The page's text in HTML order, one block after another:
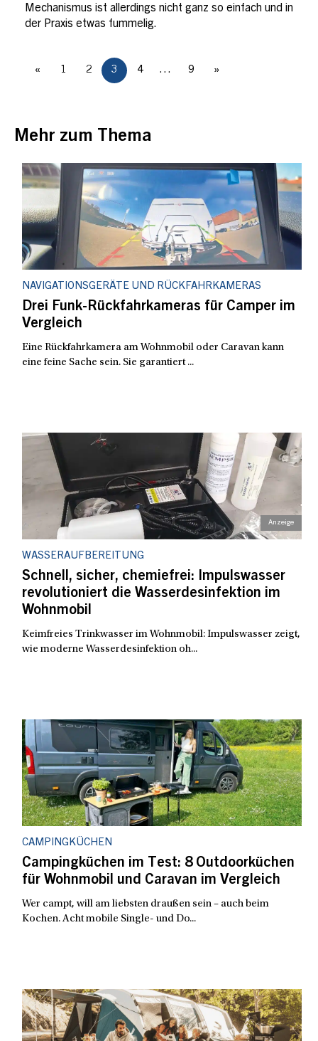
Mechanismus ist allerdings nicht ganz so einfach und in
der Praxis etwas fummelig.
« 1 2 3 4 … 9 »
Mehr zum Thema
NAVIGATIONSGERÄTE UND RÜCKFAHRKAMERAS
Drei Funk-Rückfahrkameras für Camper im
Vergleich
Eine Rückfahrkamera am Wohnmobil oder Caravan kann
eine feine Sache sein. Sie garantiert ...
WASSERAUFBEREITUNG
Schnell, sicher, chemiefrei: Impulswasser
revolutioniert die Wasserdesinfektion im
Wohnmobil
Keimfreies Trinkwasser im Wohnmobil: Impulswasser zeigt,
wie moderne Wasserdesinfektion oh...
CAMPINGKÜCHEN
Campingküchen im Test: 8 Outdoorküchen
für Wohnmobil und Caravan im Vergleich
Wer campt, will am liebsten draußen sein – auch beim
Kochen. Acht mobile Single- und Do...